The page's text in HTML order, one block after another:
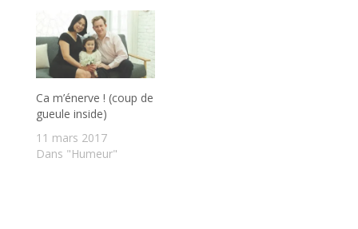
Ca m’énerve ! (coup de
gueule inside)
11 mars 2017
Dans "Humeur"